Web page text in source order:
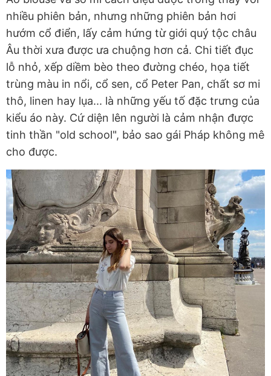
nhiều phiên bản, nhưng những phiên bản hơi
hướm cổ điển, lấy cảm hứng từ giới quý tộc châu
Âu thời xưa được ưa chuộng hơn cả. Chi tiết đục
lỗ nhỏ, xếp diềm bèo theo đường chéo, họa tiết
trùng màu in nổi, cổ sen, cổ Peter Pan, chất sơ mi
thô, linen hay lụa... là những yếu tố đặc trưng của
kiểu áo này. Cứ diện lên người là cảm nhận được
tinh thần "old school", bảo sao gái Pháp không mê
cho được.